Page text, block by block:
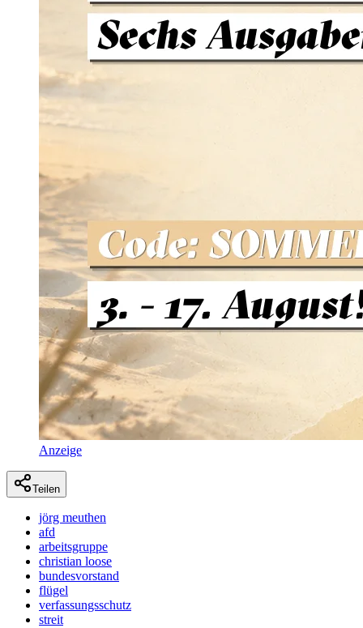
Anzeige
Teilen
jörg meuthen
afd
arbeitsgruppe
christian loose
bundesvorstand
flügel
verfassungsschutz
streit